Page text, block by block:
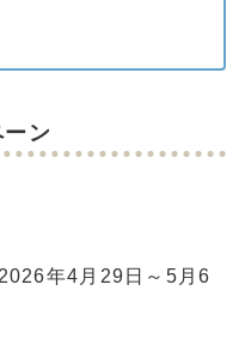
ーン
年4月29日～5月6